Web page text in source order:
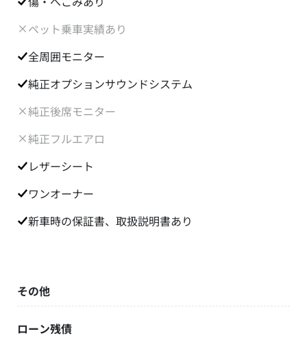
ペット乗車実績あり
全周囲モニター
純正オプションサウンドシステム
純正後席モニター
純正フルエアロ
レザーシート
ワンオーナー
新車時の保証書、取扱説明書あり
その他
ローン残債